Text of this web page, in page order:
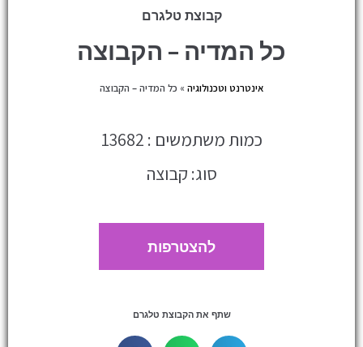
קבוצת טלגרם
כל המדיה – הקבוצה
אינטרנט וטכנולוגיה » כל המדיה – הקבוצה
כמות משתמשים : 13682
סוג: קבוצה
להצטרפות
שתף את הקבוצת טלגרם